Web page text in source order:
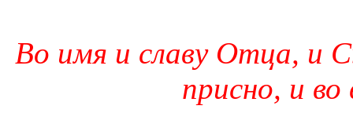
Во имя и славу Отца, и
присно, и во